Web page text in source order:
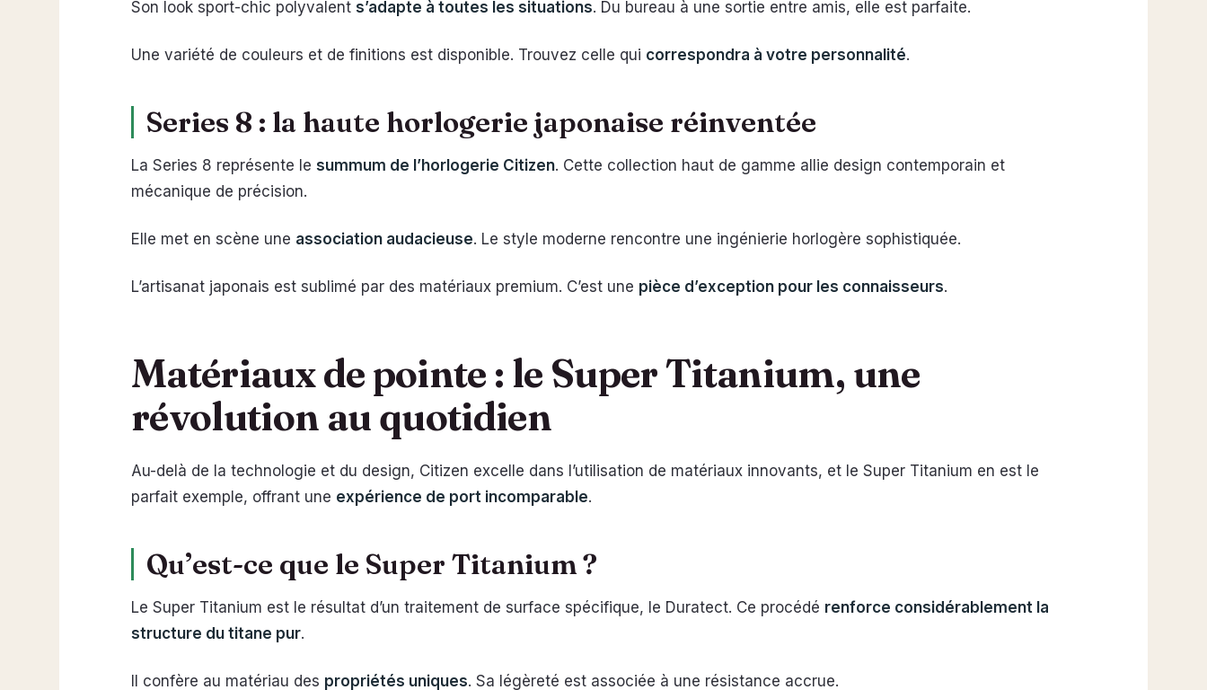
Son look sport-chic polyvalent s’adapte à toutes les situations. Du bureau à une sortie entre amis, elle est parfaite.
Une variété de couleurs et de finitions est disponible. Trouvez celle qui correspondra à votre personnalité.
Series 8 : la haute horlogerie japonaise réinventée
La Series 8 représente le summum de l’horlogerie Citizen. Cette collection haut de gamme allie design contemporain et
mécanique de précision.
Elle met en scène une association audacieuse. Le style moderne rencontre une ingénierie horlogère sophistiquée.
L’artisanat japonais est sublimé par des matériaux premium. C’est une pièce d’exception pour les connaisseurs.
Matériaux de pointe : le Super Titanium, une
révolution au quotidien
Au-delà de la technologie et du design, Citizen excelle dans l’utilisation de matériaux innovants, et le Super Titanium en est le
parfait exemple, offrant une expérience de port incomparable.
Qu’est-ce que le Super Titanium ?
Le Super Titanium est le résultat d’un traitement de surface spécifique, le Duratect. Ce procédé renforce considérablement la
structure du titane pur.
Il confère au matériau des propriétés uniques. Sa légèreté est associée à une résistance accrue.